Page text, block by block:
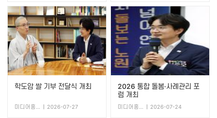
학도암 쌀 기부 전달식 개최
미디어홍보담당관 2026-07-27
2026 통합 돌봄·사례관리 포
럼 개최
미디어홍보담당관 2026-07-24